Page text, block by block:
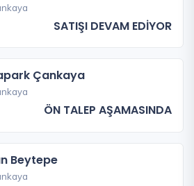
SATIŞI DEVAM EDİYOR
Çankaya
ÖN TALEP AŞAMASINDA
Beytepe